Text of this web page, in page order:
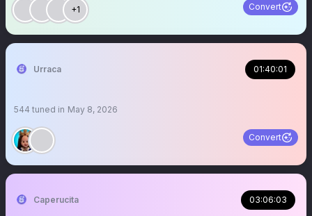
+1 Convert
Urraca 01:40:01
544 tuned in May 8, 2026
Convert
Caperucita 03:06:03